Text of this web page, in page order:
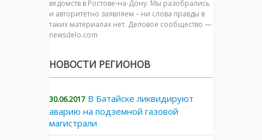
ведомств в Ростове-на-Дону. Мы разобрались
и авторитетно заявляем – ни слова правды в
таких материалах нет. Деловое сообщество —
newsdelo.com
НОВОСТИ РЕГИОНОВ
30.06.2017 В Батайске ликвидируют
аварию на подземной газовой
магистрали